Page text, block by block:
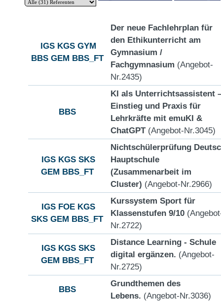
IGS KGS GYM
BBS GEM BBS_FT
Der neue Fachlehrplan für
den Ethikunterricht am
Gymnasium /
Fachgymnasium (Angebot-
Nr.2435)
BBS
KI als Unterrichtsassistent
Einstieg und Praxis für
Lehrkräfte mit emuKI &
ChatGPT(Angebot-Nr.3045)
IGS KGS SKS
GEM BBS_FT
Nichtschülerprüfung
Hauptschule
(Zusammenarbeit im
Cluster) (Angebot-Nr.2966)
IGS FOE KGS
SKS GEM BBS_FT
Kurssystem Sport für
Klassenstufen 9/10
Nr.2722)
IGS KGS SKS
GEM BBS_FT
Distance Learning - Schule
digital ergänzen. (Angebot-
Nr.2725)
BBS
Grundthemen des
Lebens. (Angebot-Nr.3036)